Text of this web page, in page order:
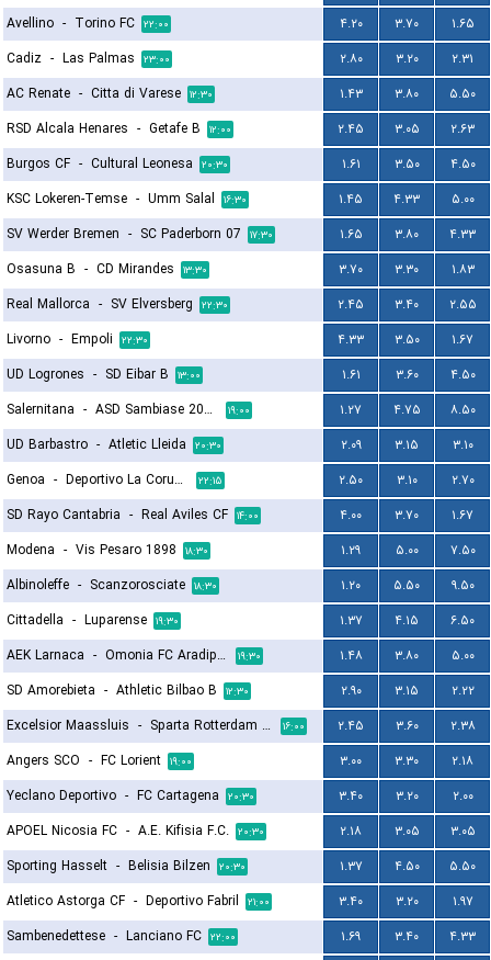
Avellino - Torino FC ۲۲:۰۰ ۴.۲۰ ۳.۷۰
۱.۶۵
Cadiz - Las Palmas ۲۳:۰۰ ۲.۸۰ ۳.۲۰
۲.۳۱
AC Renate - Citta di Varese ۱۲:۳۰ ۱.۴۳ ۳.۸۰
۵.۵۰
RSD Alcala Henares - Getafe B ۱۲:۰۰ ۲.۴۵ ۳.۰۵
۲.۶۳
Burgos CF - Cultural Leonesa ۲۰:۳۰ ۱.۶۱ ۳.۵۰
۴.۵۰
KSC Lokeren-Temse - Umm Salal ۱۶:۳۰ ۱.۴۵ ۴.۳۳
۵.۰۰
SV Werder Bremen - SC Paderborn 07 ۱۷:۳۰ ۱.۶۵ ۳.۸۰
۴.۳۳
Osasuna B - CD Mirandes ۱۳:۳۰ ۳.۷۰ ۳.۳۰
۱.۸۳
Real Mallorca - SV Elversberg ۲۲:۳۰ ۲.۴۵ ۳.۴۰
۲.۵۵
Livorno - Empoli ۲۲:۳۰ ۴.۳۳ ۳.۵۰
۱.۶۷
UD Logrones - SD Eibar B ۱۳:۰۰ ۱.۶۱ ۳.۶۰
۴.۵۰
Salernitana - ASD Sambiase 2023 ۱۹:۰۰ ۱.۲۷ ۴.۷۵
۸.۵۰
UD Barbastro - Atletic Lleida ۲۰:۳۰ ۲.۰۹ ۳.۱۵
۳.۱۰
Genoa - Deportivo La Coruna ۲۲:۱۵ ۲.۵۰ ۳.۱۰
۲.۷۰
SD Rayo Cantabria - Real Aviles CF ۱۴:۰۰ ۴.۰۰ ۳.۷۰
۱.۶۷
Modena - Vis Pesaro 1898 ۱۸:۳۰ ۱.۲۹ ۵.۰۰
۷.۵۰
Albinoleffe - Scanzorosciate ۱۸:۳۰ ۱.۲۰ ۵.۵۰
۹.۵۰
Cittadella - Luparense ۱۹:۳۰ ۱.۳۷ ۴.۱۵
۶.۵۰
AEK Larnaca - Omonia FC Aradippou ۱۹:۳۰ ۱.۴۸ ۳.۸۰
۵.۰۰
SD Amorebieta - Athletic Bilbao B ۱۲:۳۰ ۲.۹۰ ۳.۱۵
۲.۲۲
Excelsior Maassluis - Sparta Rotterdam Reserves ۱۶:۰۰ ۲.۴۵ ۳.۶۰
۲.۳۸
Angers SCO - FC Lorient ۱۹:۰۰ ۳.۰۰ ۳.۳۰
۲.۱۸
Yeclano Deportivo - FC Cartagena ۲۰:۳۰ ۳.۴۰ ۳.۲۰
۲.۰۰
APOEL Nicosia FC - A.E. Kifisia F.C. ۲۰:۳۰ ۲.۱۸ ۳.۰۵
۳.۰۵
Sporting Hasselt - Belisia Bilzen ۲۰:۳۰ ۱.۳۷ ۴.۵۰
۵.۵۰
Atletico Astorga CF - Deportivo Fabril ۲۱:۰۰ ۳.۴۰ ۳.۲۰
۱.۹۷
Sambenedettese - Lanciano FC ۲۲:۰۰ ۱.۶۹ ۳.۴۰
۴.۳۳